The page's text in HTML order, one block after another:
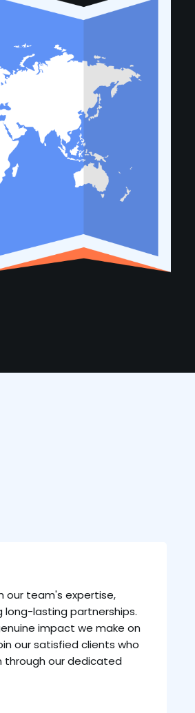
our team's expertise,
lasting partnerships.
impact we make on
our satisfied clients who
through our dedicated